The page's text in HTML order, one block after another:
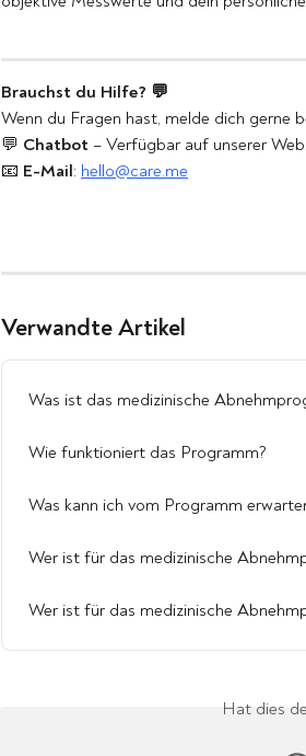
Brauchst du Hilfe? 💬
Wenn du Fragen hast, melde dich gerne
💬 Chatbot – Verfügbar auf unserer
📧 E-Mail: hello@care.me
Verwandte Artikel
Was ist das medizinische
Wie funktioniert das Programm?
Was kann ich vom Programm
Wer ist für das medizinische
Wer ist für das medizinische
Hat dies